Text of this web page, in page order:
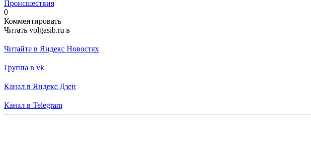
Происшествия
0
Комментировать
Читать volgasib.ru в
Читайте в Яндекс Новостях
Группа в vk
Канал в Яндекс Дзен
Канал в Telegram